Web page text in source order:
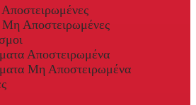
Αποστειρωμένες
Μη Αποστειρωμένες
Αποστειρωμένα
Μη Αποστειρωμένα